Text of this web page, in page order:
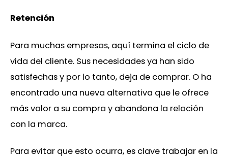
Retención
Para muchas empresas, aquí termina el ciclo de
vida del cliente. Sus necesidades ya han sido
satisfechas y por lo tanto, deja de comprar. O ha
encontrado una nueva alternativa que le ofrece
más valor a su compra y abandona la relación
con la marca.
Para evitar que esto ocurra, es clave trabajar en la